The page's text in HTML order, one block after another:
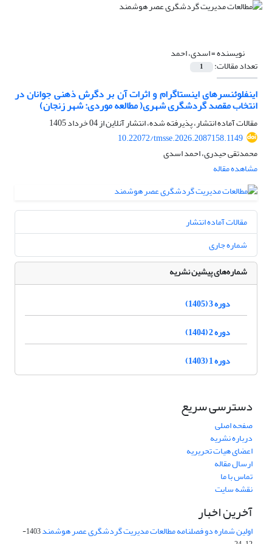
نویسنده =اسدی، احمد
تعداد مقالات: 1
اینفلوئنسرهای اینستاگرام و اثرات آن بر دگرش ذهنی جوانان در
انتخاب مقصد گردشگری شهری( مطالعه موردی: شهر زنجان)
مقالات آماده انتشار، پذیرفته شده، انتشار آنلاین از04 خرداد 1405
10.22072/tmsse.2026.2087158.1149
محمدتقی حیدری، احمد اسدی
مشاهده مقاله
مقالات آماده انتشار
شماره جاری
شماره‌های پیشین نشریه
دوره 3 (1405)
دوره 2 (1404)
دوره 1 (1403)
دسترسی سریع
صفحه اصلی
درباره نشریه
اعضای هیات تحریریه
ارسال مقاله
تماس با ما
نقشه سایت
آخرین اخبار
اولین شماره دو فصلنامه مطالعات مدیریت گردشگری عصر هوشمند
1403-